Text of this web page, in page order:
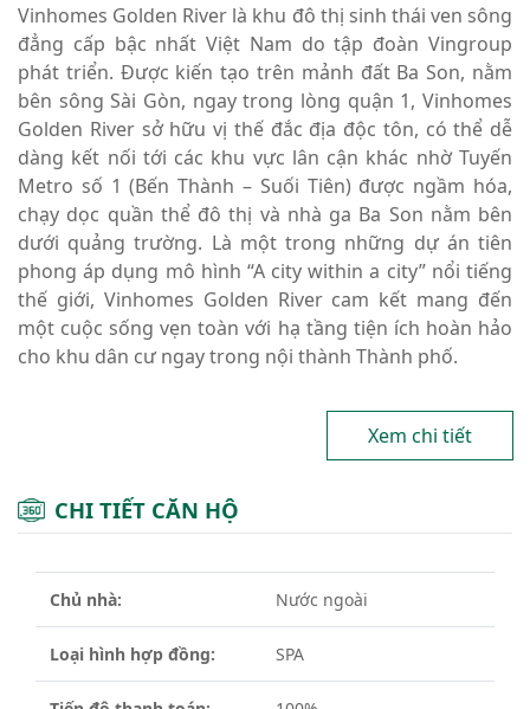
Vinhomes Golden River là khu đô thị sinh thái ven sông
đẳng cấp bậc nhất Việt Nam do tập đoàn Vingroup
phát triển. Được kiến tạo trên mảnh đất Ba Son, nằm
bên sông Sài Gòn, ngay trong lòng quận 1, Vinhomes
Golden River sở hữu vị thế đắc địa độc tôn, có thể dễ
dàng kết nối tới các khu vực lân cận khác nhờ Tuyến
Metro số 1 (Bến Thành – Suối Tiên) được ngầm hóa,
chạy dọc quần thể đô thị và nhà ga Ba Son nằm bên
dưới quảng trường. Là một trong những dự án tiên
phong áp dụng mô hình “A city within a city” nổi tiếng
thế giới, Vinhomes Golden River cam kết mang đến
một cuộc sống vẹn toàn với hạ tầng tiện ích hoàn hảo
cho khu dân cư ngay trong nội thành Thành phố.
Xem chi tiết
CHI TIẾT CĂN HỘ
Chủ nhà: Nước ngoài
Loại hình hợp đồng: SPA